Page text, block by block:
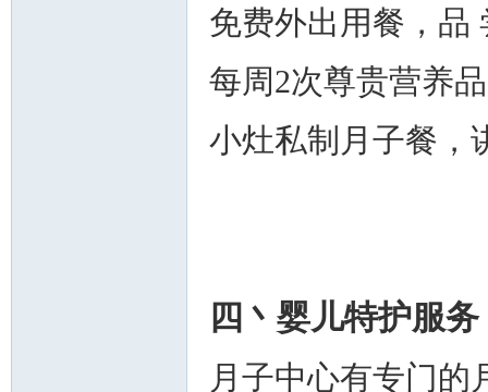
免费外出用餐，品
每周2次尊贵营养
小灶私制月子餐，
四丶婴儿特护服务
月子中心有专门的